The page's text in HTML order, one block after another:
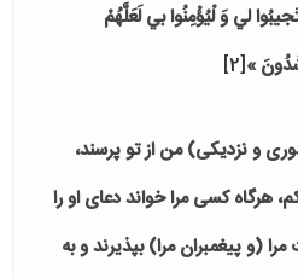
لي وَ لْيُؤْمِنُوا بي لَعَلَّهُمْ
»
[2]
و نزدیکی) من از تو پرسند،
هرگاه کسی مرا خواند دعای او را
(و پیغمبران مرا) بپذیرند و به